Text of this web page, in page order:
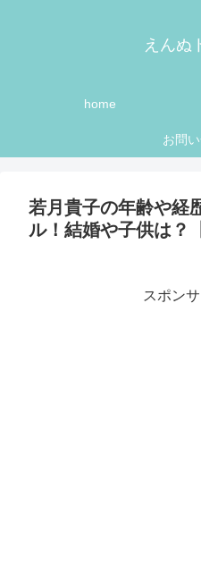
えんぬ
home
お問
若月貴子の年齢や経
ル！結婚や子供は？
スポン